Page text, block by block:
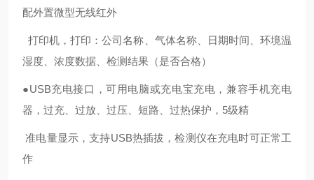
配外置微型无线红外
打印机，打印：公司名称、气体名称、日期时间、环境温
湿度、浓度数据、检测结果（是否合格）
●USB充电接口，可用电脑或充电宝充电，兼容手机充电
器，过充、过放、过压、短路、过热保护， 5级精
准电量显示，支持USB热插拔，检测仪在充电时可正常工
作